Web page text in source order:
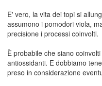
E' vero, la vita dei topi si
assumono i pomodori viola,
precisione i processi coinvolti.
È probabile che siano
antiossidanti. E dobbiamo
preso in considerazione